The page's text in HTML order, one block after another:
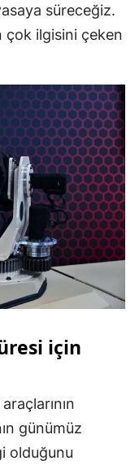
süreceğiz.
çok ilgisini çeken
için
günümüz
olduğunu